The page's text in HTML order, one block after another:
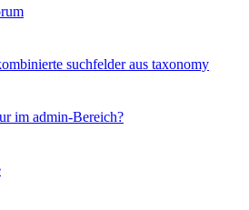
suchfelder aus taxonomy
im admin-Bereich?